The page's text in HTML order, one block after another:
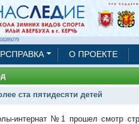
О ПРОЕКТЕ
ста пятидесяти детей
интернат №1 прошел смотр